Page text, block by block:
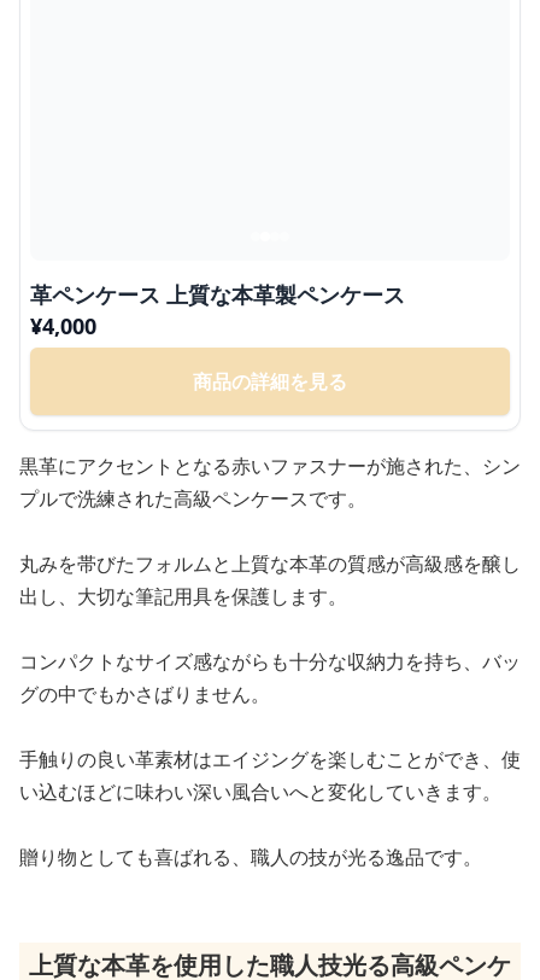
革ペンケース 上質な本革製ペンケース
¥4,000
商品の詳細を見る
黒革にアクセントとなる赤いファスナーが施された、シン
プルで洗練された高級ペンケースです。
丸みを帯びたフォルムと上質な本革の質感が高級感を醸し
出し、大切な筆記用具を保護します。
コンパクトなサイズ感ながらも十分な収納力を持ち、バッ
グの中でもかさばりません。
手触りの良い革素材はエイジングを楽しむことができ、使
い込むほどに味わい深い風合いへと変化していきます。
贈り物としても喜ばれる、職人の技が光る逸品です。
上質な本革を使用した職人技光る高級ペンケ